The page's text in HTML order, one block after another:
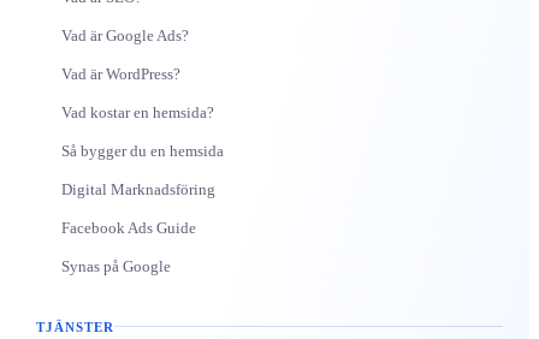
Vad är Google Ads?
Vad är WordPress?
Vad kostar en hemsida?
Så bygger du en hemsida
Digital Marknadsföring
Facebook Ads Guide
Synas på Google
TJÄNSTER